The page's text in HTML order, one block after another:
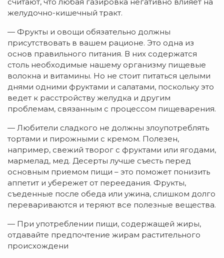
желудочно-кишечный тракт.
— Фрукты и овощи обязательно должны
присутствовать в вашем рационе. Это одна из
основ правильного питания. В них содержатся
столь необходимые нашему организму пищевые
волокна и витамины. Но не стоит питаться целыми
днями одними фруктами и салатами, поскольку это
ведет к расстройству желудка и другим
проблемам, связанным с процессом пищеварения.
— Любители сладкого не должны злоупотреблять
тортами и пирожными с кремом. Полезен,
например, свежий творог с фруктами или ягодами,
мармелад, мед. Десерты лучше съесть перед
основным приемом пищи – это поможет понизить
аппетит и убережет от переедания. Фрукты,
съеденные после обеда или ужина, слишком долго
перевариваются и теряют все полезные вещества.
— При употреблении пищи, содержащей жиры,
отдавайте предпочтение жирам растительного
происхождени